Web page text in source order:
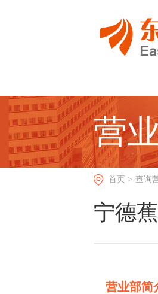
营
首页 > 查询
宁德
营业部简